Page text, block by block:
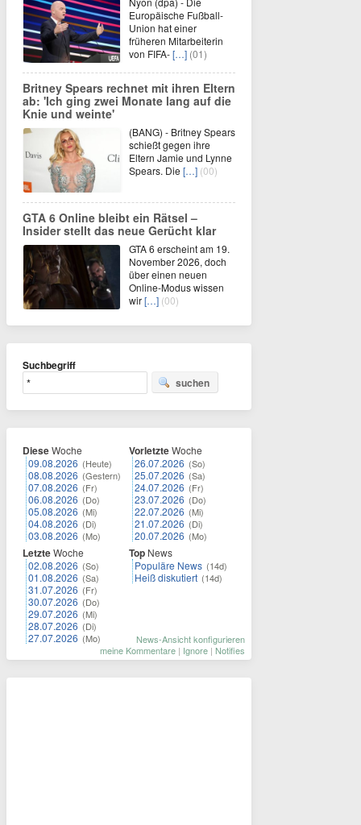
Europäische Fußball-
Union hat einer
früheren Mitarbeiterin
von FIFA-[…] (01)
Britney Spears rechnet mit ihren Eltern
ab: 'Ich ging zwei Monate lang auf die
Knie und weinte'
(BANG) - Britney Spears
schießt gegen ihre
Eltern Jamie und Lynne
Spears. Die […] (00)
GTA 6 Online bleibt ein Rätsel –
Insider stellt das neue Gerücht klar
GTA 6 erscheint am 19.
November 2026, doch
über einen neuen
Online-Modus wissen
wir[…] (00)
Suchbegriff
suchen
DieseWoche
09.08.2026 (Heute)
08.08.2026 (Gestern)
07.08.2026 (Fr)
06.08.2026 (Do)
05.08.2026 (Mi)
04.08.2026 (Di)
03.08.2026 (Mo)
LetzteWoche
02.08.2026 (So)
01.08.2026 (Sa)
31.07.2026 (Fr)
30.07.2026 (Do)
29.07.2026 (Mi)
28.07.2026 (Di)
27.07.2026 (Mo)
VorletzteWoche
26.07.2026 (So)
25.07.2026 (Sa)
24.07.2026 (Fr)
23.07.2026 (Do)
22.07.2026 (Mi)
21.07.2026 (Di)
20.07.2026 (Mo)
Top News
Populäre News (14d)
Heiß diskutiert (14d)
News-Ansicht konfigurieren
meine Kommentare | Ignore | Notifies